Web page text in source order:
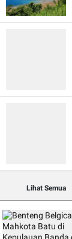
Lihat Semua